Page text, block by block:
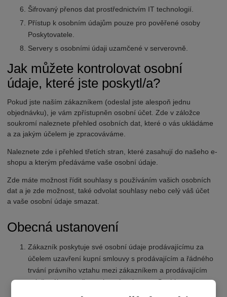
Šifrovaný přenos dat prostřednictvím IT technologií.
Přístup k osobním údajům pouze pro pověřené osoby
Poskytovatele.
Servery s osobními údaji uzamčené v serverovně.
Jak můžete kontrolovat osobní
údaje, které jste poskytl/a?
Pokud jste naším zákazníkem (odeslal jste alespoň jednu
objednávku), je vám zpřístupněn osobní účet. Zde v záložce
soukromí naleznete přehled osobních dat, které o vás ukládáme
a za jakým účelem je zpracováváme.
Naleznete zde i přehled třetích stran, které zasahují do našeho e-
shopu a kterým předáváme vaše osobní údaje.
Zde máte možnost řídit souhlasy s používáním vašich osobních
dat a je zde možnost, také odvolat souhlasy nebo celý váš účet
a vaše osobní údaje smazat.
Obecná ustanovení
Zákazník poskytuje své osobní údaje prodávajícímu za
účelem uzavření kupní smlouvy s prodávajícím a řádného
trvání právního vztahu mezi zákazníkem a prodávajícím
založeného uzavřenou kupní smlouvou. Souhlas se